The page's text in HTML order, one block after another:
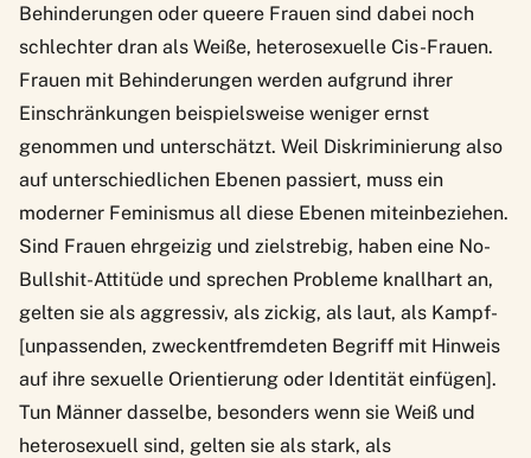
Behinderungen oder queere Frauen sind dabei noch
schlechter dran als Weiße, heterosexuelle Cis-Frauen.
Frauen mit Behinderungen werden aufgrund ihrer
Einschränkungen beispielsweise weniger ernst
genommen und unterschätzt. Weil Diskriminierung also
auf unterschiedlichen Ebenen passiert, muss ein
moderner Feminismus all diese Ebenen miteinbeziehen.
Sind Frauen ehrgeizig und zielstrebig, haben eine No-
Bullshit-Attitüde und sprechen Probleme knallhart an,
gelten sie als aggressiv, als zickig, als laut, als Kampf-
[unpassenden, zweckentfremdeten Begriff mit Hinweis
auf ihre sexuelle Orientierung oder Identität einfügen].
Tun Männer dasselbe, besonders wenn sie Weiß und
heterosexuell sind, gelten sie als stark, als